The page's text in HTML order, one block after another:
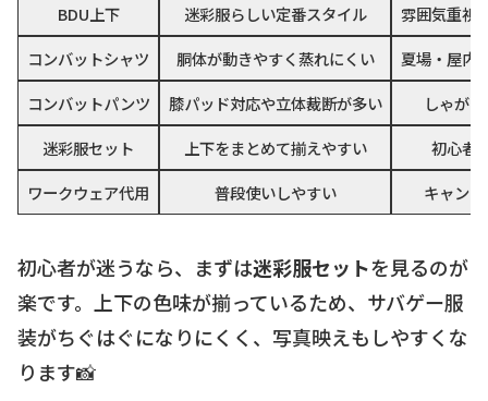
BDU上下
迷彩服らしい定番スタイル
雰囲気重視
コンバットシャツ
胴体が動きやすく蒸れにくい
夏場・屋内
コンバットパンツ
膝パッド対応や立体裁断が多い
しゃが
迷彩服セット
上下をまとめて揃えやすい
初心者
ワークウェア代用
普段使いしやすい キャン
初心者が迷うなら、まずは迷彩服セットを見るのが
楽です。上下の色味が揃っているため、サバゲー服
装がちぐはぐになりにくく、写真映えもしやすくな
ります📸